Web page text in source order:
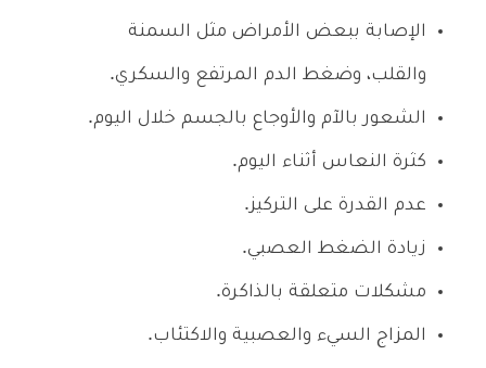
الإصابة ببعض الأمراض مثل السمنة
والقلب، وضغط الدم المرتفع والسكري.
الشعور بالآم والأوجاع بالجسم خلال اليوم.
كثرة النعاس أثناء اليوم.
عدم القدرة على التركيز.
زيادة الضغط العصبي.
مشكلات متعلقة بالذاكرة.
المزاج السيء والعصبية والاكتئاب.